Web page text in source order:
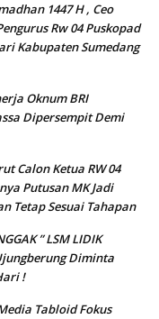
1447 H , Ceo
Rw 04 Puskopad
Kabupaten Sumedang
Oknum BRI
Dipersempit Demi
Calon Ketua RW 04
Putusan MK Jadi
Tetap Sesuai Tahapan
” LSM LIDIK
Diminta
!
Tabloid Fokus